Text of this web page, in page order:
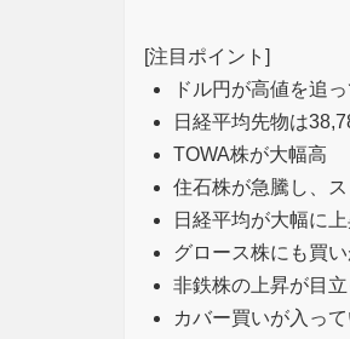
[注目ポイント]
ドル円が高値を追
日経平均先物は
TOWA株が大幅高
住石株が急騰し、
日経平均が大幅に
グロース株にも買
非鉄株の上昇が目
カバー買いが入って